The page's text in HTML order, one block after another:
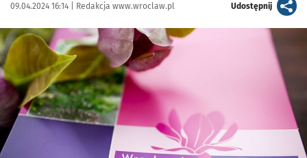
Data publikacji:
09.04.2024 16:14 | Autor:
Redakcja www.wroclaw.pl Udostępnijartykuł
Kliknij, aby powiększyć